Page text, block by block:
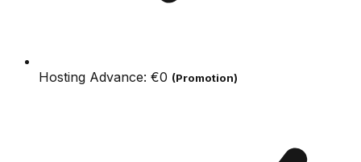
Hosting Advance: €0 (Promotion)